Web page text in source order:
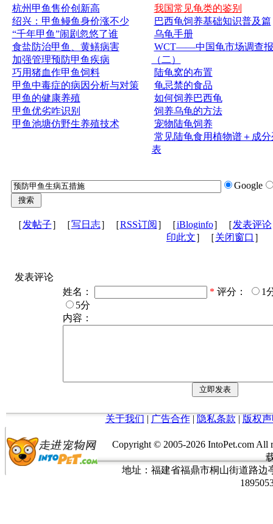
杭州甲鱼售价创新高
绍兴：甲鱼鳗鱼身价涨不少
“千年甲鱼”闹剧忽悠了谁
食盐防治甲鱼、黄鳝病害
加强管理预防甲鱼疾病
巧用猪血作甲鱼饲料
甲鱼中毒症的病因分析与对策
甲鱼的健康养殖
甲鱼优劣咋识别
甲鱼池塘仿野生养殖技术
我国常见龟类的鉴别
巴西龟饲养基础知识普及篇
乌龟手册
WCT——中国龟市场调查
（二）
陆龟窝的布置
龟忌禁的食品
如何饲养巴西龟
饲养乌龟的方法
宠物陆龟饲养
常见陆龟食用植物谱＋成分
表
Google
［发帖子］［写日志］［RSS订阅 ］［iBloginfo］［发表评论
印此文］［关闭窗口 ］
发表评论
姓名：
* 评分：
1
5分
内容：
关于我们 | 广告合作| 隐私条款 | 版权
Copyright © 2005-2026 IntoPet.com
地址：福建省福鼎市桐山街道路边